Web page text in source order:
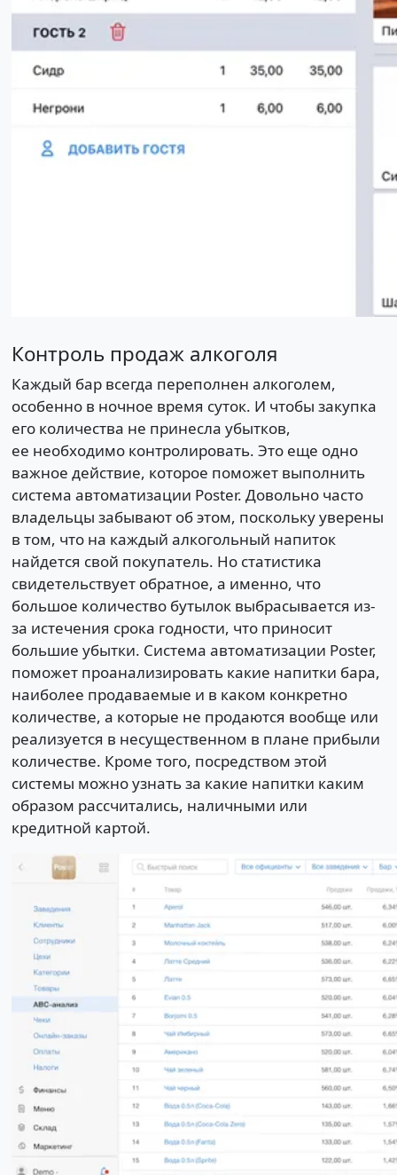
Контроль продаж алкоголя
Каждый бар всегда переполнен алкоголем,
особенно в ночное время суток. И чтобы закупка
его количества не принесла убытков,
ее необходимо контролировать. Это еще одно
важное действие, которое поможет выполнить
система автоматизации Poster. Довольно часто
владельцы забывают об этом, поскольку уверены
в том, что на каждый алкогольный напиток
найдется свой покупатель. Но статистика
свидетельствует обратное, а именно, что
большое количество бутылок выбрасывается из-
за истечения срока годности, что приносит
большие убытки. Система автоматизации Poster,
поможет проанализировать какие напитки бара,
наиболее продаваемые и в каком конкретно
количестве, а которые не продаются вообще или
реализуется в несущественном в плане прибыли
количестве. Кроме того, посредством этой
системы можно узнать за какие напитки каким
образом рассчитались, наличными или
кредитной картой.